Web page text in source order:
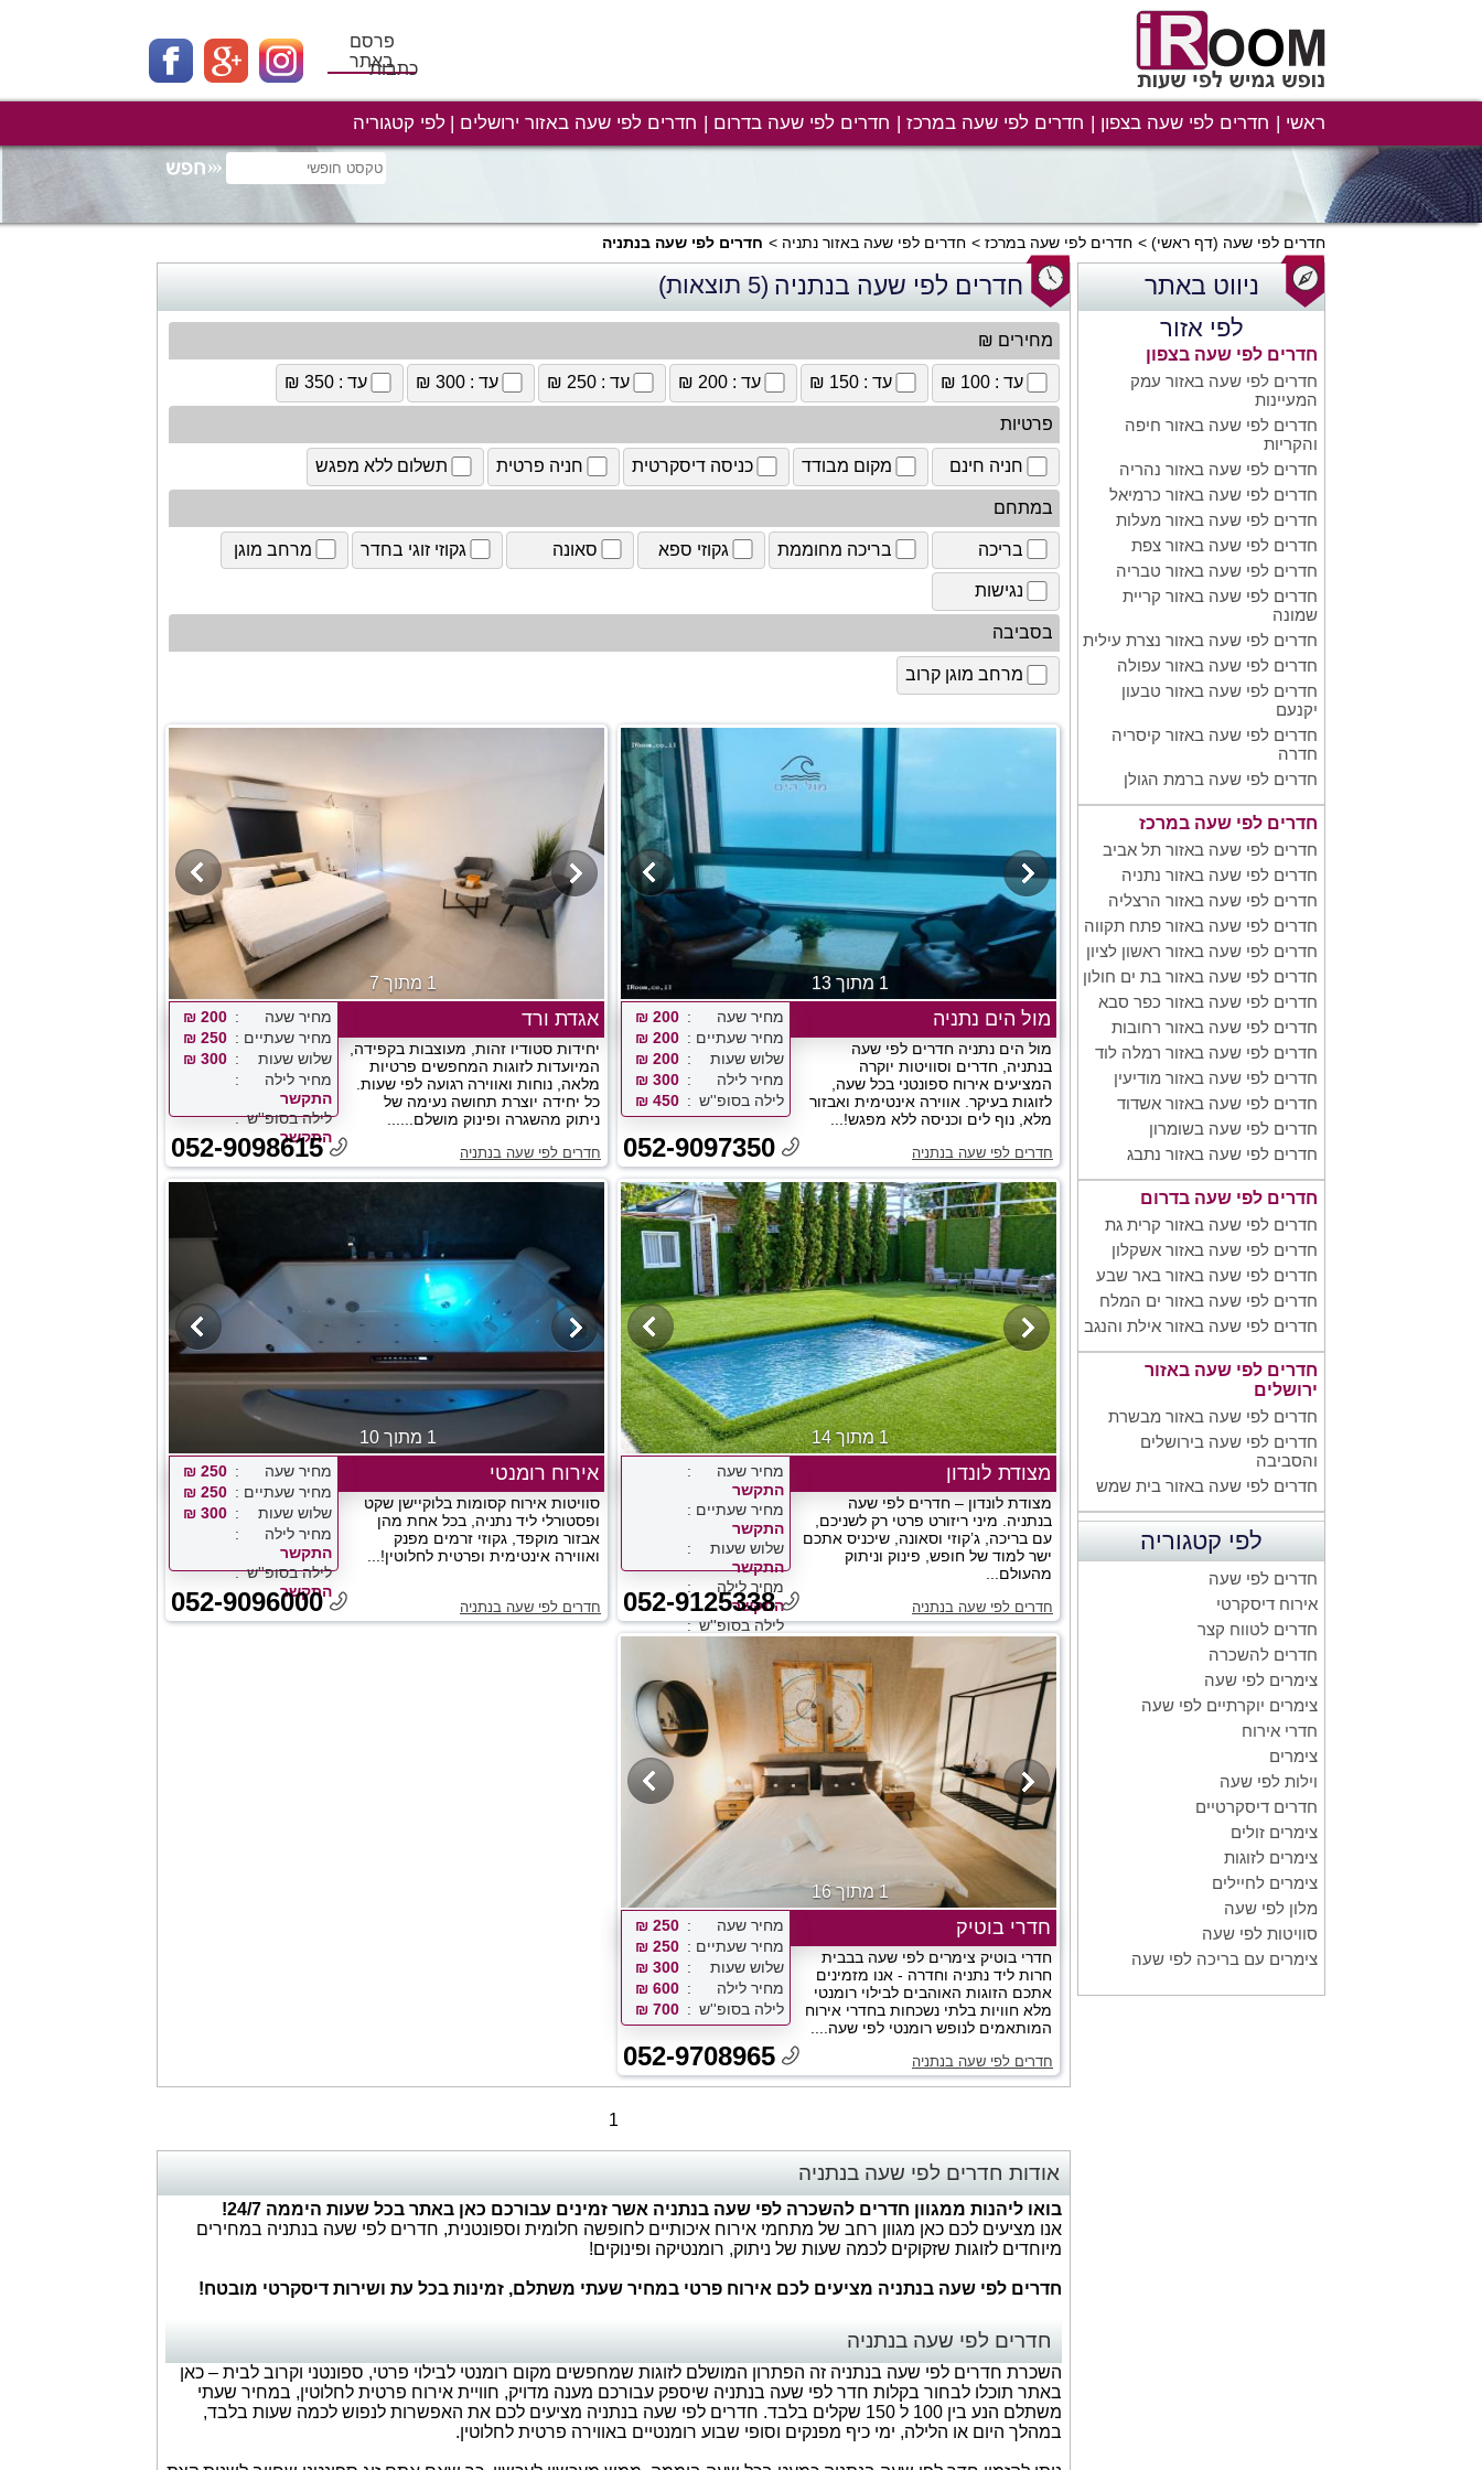
פרסם
באתרכתבות
ראשי חדרים לפי שעה בצפון חדרים לפי שעה במרכז חדרים לפי שעה בדרום חדרים לפי שעה באזור ירושלים לפי קטגוריה
חדרים לפי שעה (דף ראשי) חדרים לפי שעה במרכז חדרים לפי שעה באזור נתניה חדרים לפי שעה בנתניה
ניווט באתר
לפי אזור
חדרים לפי שעה בצפון
חדרים לפי שעה באזור עמק
המעיינות
חדרים לפי שעה באזור חיפה
והקריות
חדרים לפי שעה באזור נהריה
חדרים לפי שעה באזור כרמיאל
חדרים לפי שעה באזור מעלות
חדרים לפי שעה באזור צפת
חדרים לפי שעה באזור טבריה
חדרים לפי שעה באזור קריית
שמונה
חדרים לפי שעה באזור נצרת עילית
חדרים לפי שעה באזור עפולה
חדרים לפי שעה באזור טבעון
יקנעם
חדרים לפי שעה באזור קיסריה
חדרה
חדרים לפי שעה ברמת הגולן
חדרים לפי שעה במרכז
חדרים לפי שעה באזור תל אביב
חדרים לפי שעה באזור נתניה
חדרים לפי שעה באזור הרצליה
חדרים לפי שעה באזור פתח תקווה
חדרים לפי שעה באזור ראשון לציון
חדרים לפי שעה באזור בת ים חולון
חדרים לפי שעה באזור כפר סבא
חדרים לפי שעה באזור רחובות
חדרים לפי שעה באזור רמלה לוד
חדרים לפי שעה באזור מודיעין
חדרים לפי שעה באזור אשדוד
חדרים לפי שעה בשומרון
חדרים לפי שעה באזור נתבג
חדרים לפי שעה בדרום
חדרים לפי שעה באזור קרית גת
חדרים לפי שעה באזור אשקלון
חדרים לפי שעה באזור באר שבע
חדרים לפי שעה באזור ים המלח
חדרים לפי שעה באזור אילת והנגב
חדרים לפי שעה באזור
ירושלים
חדרים לפי שעה באזור מבשרת
חדרים לפי שעה בירושלים
והסביבה
חדרים לפי שעה באזור בית שמש
לפי קטגוריה
חדרים לפי שעה
אירוח דיסקרטי
חדרים לטווח קצר
חדרים להשכרה
צימרים לפי שעה
צימרים יוקרתיים לפי שעה
חדרי אירוח
צימרים
וילות לפי שעה
חדרים דיסקרטיים
צימרים זולים
צימרים לזוגות
צימרים לחיילים
מלון לפי שעה
סוויטות לפי שעה
צימרים עם בריכה לפי שעה
חדרים לפי שעה בנתניה (5 תוצאות)
מחירים ₪
עד : 100 ₪ עד : 150 ₪ עד : 200 ₪ עד : 250 ₪ עד : 300 ₪ עד : 350 ₪
פרטיות
חניה חינם מקום מבודד כניסה דיסקרטית חניה פרטית תשלום ללא מפגש
במתחם
בריכה בריכה מחוממת גקוזי ספא סאונה גקוזי זוגי בחדר מרחב מוגן
נגישות
בסביבה
מרחב מוגן קרוב
1 מתוך 13
מול הים נתניה
מול הים נתניה חדרים לפי שעה
בנתניה, חדרים וסוויטות יוקרה
המציעים אירוח ספונטני בכל שעה,
לזוגות בעיקר. אווירה אינטימית ואבזור
מלא, נוף לים וכניסה ללא מפגש!...
חדרים לפי שעה בנתניה
מחיר שעה
200 ₪
מחיר שעתיים
200 ₪
שלוש שעות
200 ₪
מחיר לילה
300 ₪
לילה בסופ''ש
450 ₪
052-9097350
1 מתוך 7
אגדת ורד
יחידות סטודיו זהות, מעוצבות בקפידה,
המיועדות לזוגות המחפשים פרטיות
מלאה, נוחות ואווירה רגועה לפי שעות.
כל יחידה יוצרת תחושה נעימה של
ניתוק מהשגרה ופינוק מושלם......
חדרים לפי שעה בנתניה
מחיר שעה
200 ₪
מחיר שעתיים
250 ₪
שלוש שעות
300 ₪
מחיר לילה
התקשר
לילה בסופ''ש
התקשר
052-9098615
1 מתוך 14
מצודת לונדון
מצודת לונדון – חדרים לפי שעה
בנתניה. מיני ריזורט פרטי רק לשניכם,
עם בריכה, ג’קוזי וסאונה, שיכניס אתכם
ישר למוד של חופש, פינוק וניתוק
מהעולם...
חדרים לפי שעה בנתניה
מחיר שעה
התקשר
מחיר שעתיים
התקשר
שלוש שעות
התקשר
מחיר לילה
התקשר
לילה בסופ''ש
052-9125338
1 מתוך 10
אירוח רומנטי
סוויטות אירוח קסומות בלוקיישן שקט
ופסטורלי ליד נתניה, בכל אחת מהן
אבזור מוקפד, גקוזי זרמים מפנק
ואווירה אינטימית ופרטית לחלוטין!...
חדרים לפי שעה בנתניה
מחיר שעה
250 ₪
מחיר שעתיים
250 ₪
שלוש שעות
300 ₪
מחיר לילה
התקשר
לילה בסופ''ש
התקשר
052-9096000
1 מתוך 16
חדרי בוטיק
חדרי בוטיק צימרים לפי שעה בבבית
חרות ליד נתניה וחדרה - אנו מזמינים
אתכם הזוגות האוהבים לבילוי רומנטי
מלא חוויות בלתי נשכחות בחדרי אירוח
המותאמים לנופש רומנטי לפי שעה....
חדרים לפי שעה בנתניה
מחיר שעה
250 ₪
מחיר שעתיים
250 ₪
שלוש שעות
300 ₪
מחיר לילה
600 ₪
לילה בסופ''ש
700 ₪
052-9708965
1
אודות חדרים לפי שעה בנתניה
בואו ליהנות ממגוון חדרים להשכרה לפי שעה בנתניה אשר זמינים עבורכם כאן באתר בכל שעות היממה 24/7!
אנו מציעים לכם כאן מגוון רחב של מתחמי אירוח איכותיים לחופשה חלומית וספונטנית, חדרים לפי שעה בנתניה במחירים
מיוחדים לזוגות שזקוקים לכמה שעות של ניתוק, רומנטיקה ופינוקים!
חדרים לפי שעה בנתניה מציעים לכם אירוח פרטי במחיר שעתי משתלם, זמינות בכל עת ושירות דיסקרטי מובטח!
חדרים לפי שעה בנתניה
השכרת חדרים לפי שעה בנתניה זה הפתרון המושלם לזוגות שמחפשים מקום רומנטי לבילוי פרטי, ספונטני וקרוב לבית – כאן
באתר תוכלו לבחור בקלות חדר לפי שעה בנתניה שיספק עבורכם מענה מדויק, חוויית אירוח פרטית לחלוטין, במחיר שעתי
משתלם הנע בין 100 ל 150 שקלים בלבד. חדרים לפי שעה בנתניה מציעים לכם את האפשרות לנפוש לכמה שעות בלבד,
במהלך היום או הלילה, ימי כיף מפנקים וסופי שבוע רומנטיים באווירה פרטית לחלוטין.